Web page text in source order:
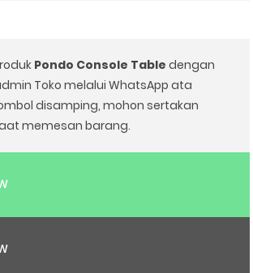
Pondo Console Table dengan
Toko melalui WhatsApp ata
disamping, mohon sertakan
memesan barang.